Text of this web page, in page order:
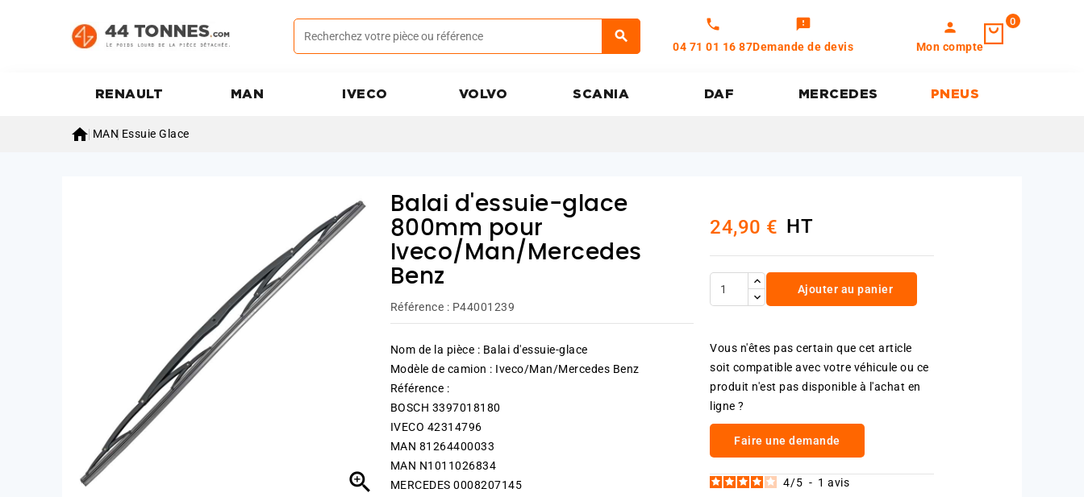
call
04 71 01 16 87
feedback
Demande de devis
person
Mon compte
0
RENAULT MAN IVECO VOLVO SCANIA DAF MERCEDES PNEUS
 MAN Essuie Glace

Balai d'essuie-glace
800mm pour
Iveco/Man/Mercedes
Benz
Référence : P44001239
Nom de la pièce : Balai d'essuie-glace
Modèle de camion : Iveco/Man/Mercedes Benz
Référence :
BOSCH 3397018180
IVECO 42314796
MAN 81264400033
MAN N1011026834
MERCEDES 0008207145
24,90 € HT
Ajouter au panier
Vous n'êtes pas certain que cet article
soit compatible avec votre véhicule ou ce
produit n'est pas disponible à l'achat en
ligne ?
Faire une demande
4/5 - 1avis